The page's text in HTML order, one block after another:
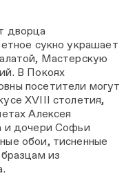
дворца
сукно украшает
Мастерскую
В Покоях
посетители могут
XVIII столетия,
Алексея
и дочери Софьи
обои, тисненные
из